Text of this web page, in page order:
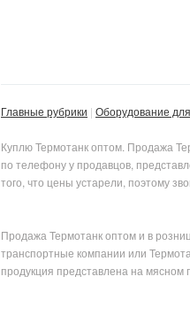
Главные рубрики Оборудование
Куплю Термотанк оптом. Продажа
по телефону у продавцов,
того, что цены устарели, поэтому
Продажа Термотанк оптом и в
транспортные компании или
продукция представлена на мясном